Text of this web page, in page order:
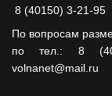
8 (40150) 3-21-95
По вопросам
по тел.: 8
volnanet@mail.ru